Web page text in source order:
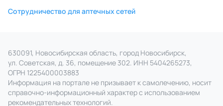
Сотрудничество для аптечных сетей
630091, Новосибирская область, город Новосибирск,
ул. Советская, д. 36, помещение 302. ИНН 5404265273,
ОГРН 1225400003883
Информация на портале не призывает к самолечению, носит
справочно‑информационный характер с использованием
рекомендательных технологий.